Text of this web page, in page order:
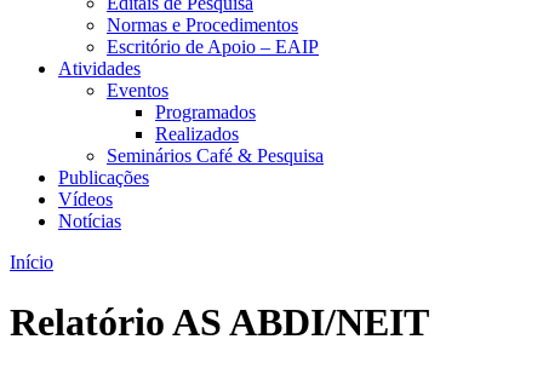
Normas e Procedimentos
Escritório de Apoio – EAIP
Atividades
Eventos
Programados
Realizados
Seminários Café & Pesquisa
Publicações
Vídeos
Notícias
Início
Relatório AS ABDI/NEIT